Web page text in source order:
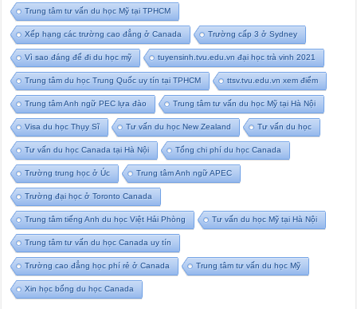
Trung tâm tư vấn du học Mỹ tại TPHCM
Xếp hạng các trường cao đẳng ở Canada Trường cấp 3 ở Sydney
Vì sao đáng để đi du học mỹ tuyensinh.tvu.edu.vn đại học trà vinh 2021
Trung tâm du học Trung Quốc uy tín tại TPHCM ttsv.tvu.edu.vn xem điểm
Trung tâm Anh ngữ PEC lựa đào Trung tâm tư vấn du học Mỹ tại Hà Nội
Visa du học Thụy Sĩ Tư vấn du học New Zealand Tư vấn du học
Tư vấn du học Canada tại Hà Nội Tổng chi phí du học Canada
Trường trung học ở Úc Trung tâm Anh ngữ APEC
Trường đại học ở Toronto Canada
Trung tâm tiếng Anh du học Việt Hải Phòng Tư vấn du học Mỹ tại Hà Nội
Trung tâm tư vấn du học Canada uy tín
Trường cao đẳng học phí rẻ ở Canada Trung tâm tư vấn du học Mỹ
Xin học bổng du học Canada